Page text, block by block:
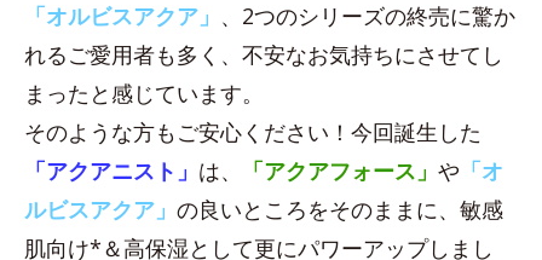
「オルビスアクア」 、2つのシリーズの終売に驚か
れるご愛用者も多く、不安なお気持ちにさせてし
まったと感じています。
そのような方もご安心ください！今回誕生した
「アクアニスト」 は、 「アクアフォース」 や 「オ
ルビスアクア」 の良いところをそのままに、敏感
肌向け*＆高保湿として更にパワーアップしまし